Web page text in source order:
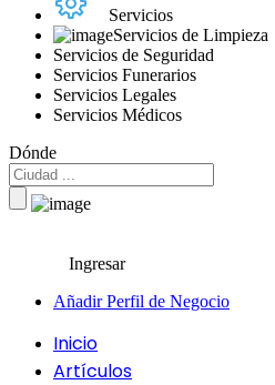
Servicios
Servicios de Limpieza
Servicios de Seguridad
Servicios Funerarios
Servicios Legales
Servicios Médicos
Dónde
Ingresar
Añadir Perfil de Negocio
Inicio
Artículos